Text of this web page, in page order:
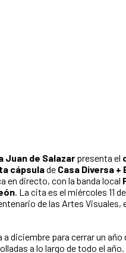
Juan de Salazar presenta el
cápsulade Casa Diversa
en directo, con la banda local
. La cita es el miércoles 11
de las Artes Visuales,
a diciembre para cerrar un
a lo largo de todo el